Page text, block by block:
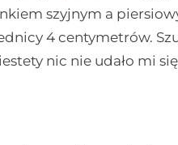
szyjnym a
4 centymetrów.
nic nie udało mi